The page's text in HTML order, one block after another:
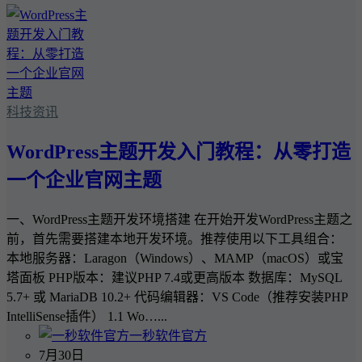
科技资讯
WordPress主题开发入门教程：从零打造
一个企业官网主题
一、WordPress主题开发环境搭建 在开始开发WordPress主题之
前，首先需要搭建本地开发环境。推荐使用以下工具组合：
本地服务器：Laragon（Windows）、MAMP（macOS）或宝
塔面板 PHP版本：建议PHP 7.4或更高版本 数据库：MySQL
5.7+ 或 MariaDB 10.2+ 代码编辑器：VS Code（推荐安装PHP
IntelliSense插件） 1.1 Wo…...
一秒软件官方
7月30日